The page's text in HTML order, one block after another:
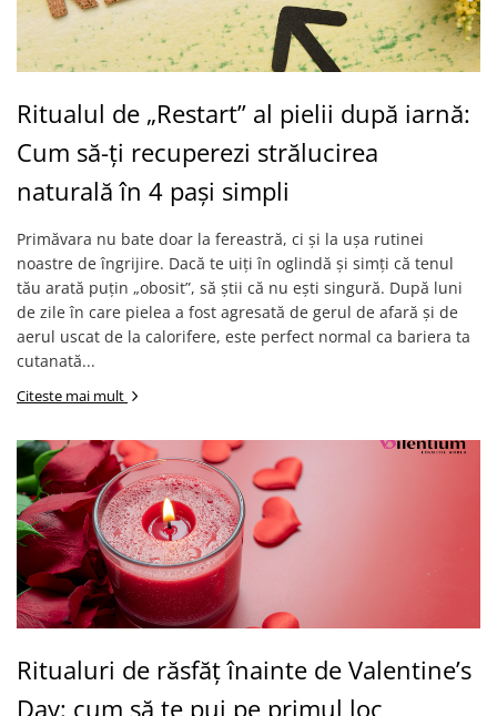
Ritualul de „Restart” al pielii după iarnă:
Cum să-ți recuperezi strălucirea
naturală în 4 pași simpli
Primăvara nu bate doar la fereastră, ci și la ușa rutinei
noastre de îngrijire. Dacă te uiți în oglindă și simți că tenul
tău arată puțin „obosit”, să știi că nu ești singură. După luni
de zile în care pielea a fost agresată de gerul de afară și de
aerul uscat de la calorifere, este perfect normal ca bariera ta
cutanată...
Citeste mai mult
Ritualuri de răsfăț înainte de Valentine’s
Day: cum să te pui pe primul loc